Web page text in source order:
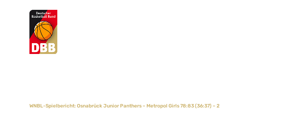
Suchvorschläge
WNBL-Spielbericht: Osnabrück Junior Panthers – Metropol Girls 78:83 (36:37) – 2